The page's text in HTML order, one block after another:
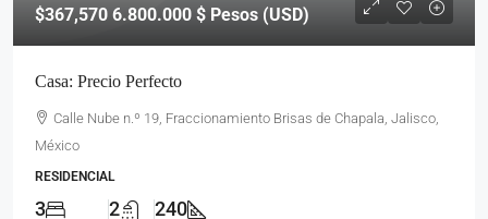
$367,570 6.800.000 $ Pesos (USD)
Casa: Precio Perfecto
Calle Nube n.º 19, Fraccionamiento Brisas de Chapala, Jalisco,
México
RESIDENCIAL
3 2 240